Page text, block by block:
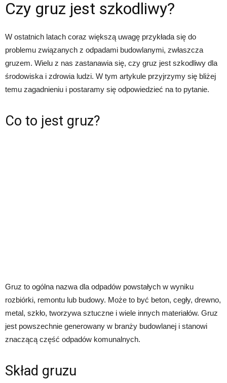
Czy gruz jest szkodliwy?
W ostatnich latach coraz większą uwagę przykłada się do
problemu związanych z odpadami budowlanymi, zwłaszcza
gruzem. Wielu z nas zastanawia się, czy gruz jest szkodliwy dla
środowiska i zdrowia ludzi. W tym artykule przyjrzymy się bliżej
temu zagadnieniu i postaramy się odpowiedzieć na to pytanie.
Co to jest gruz?
Gruz to ogólna nazwa dla odpadów powstałych w wyniku
rozbiórki, remontu lub budowy. Może to być beton, cegły, drewno,
metal, szkło, tworzywa sztuczne i wiele innych materiałów. Gruz
jest powszechnie generowany w branży budowlanej i stanowi
znaczącą część odpadów komunalnych.
Skład gruzu